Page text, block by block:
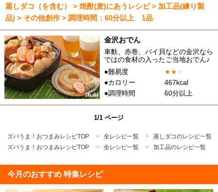
蒸しダコ（を含む） > 焼酎(麦)にあうレシピ > 加工品(練り製
品) > その他創作 > 調理時間：60分以上 1品
金沢おでん
車麩、赤巻、バイ貝などの金沢なら
ではの食材の入ったご当地おでん♪
●難易度
★★★
●カロリー
467kcal
●調理時間
60分以上
1/1 ページ
ズバうま！おつまみレシピTOP 全レシピ一覧
蒸しダコのレシピ一覧
ズバうま！おつまみレシピTOP
全レシピ一覧 加工品のレシピ一覧
今月のおすすめ 特集レシピ